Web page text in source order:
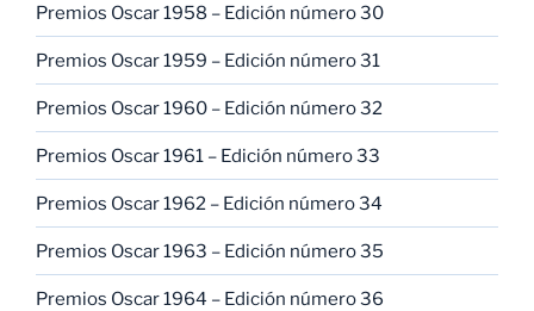
Premios Oscar 1958 – Edición número 30
Premios Oscar 1959 – Edición número 31
Premios Oscar 1960 – Edición número 32
Premios Oscar 1961 – Edición número 33
Premios Oscar 1962 – Edición número 34
Premios Oscar 1963 – Edición número 35
Premios Oscar 1964 – Edición número 36